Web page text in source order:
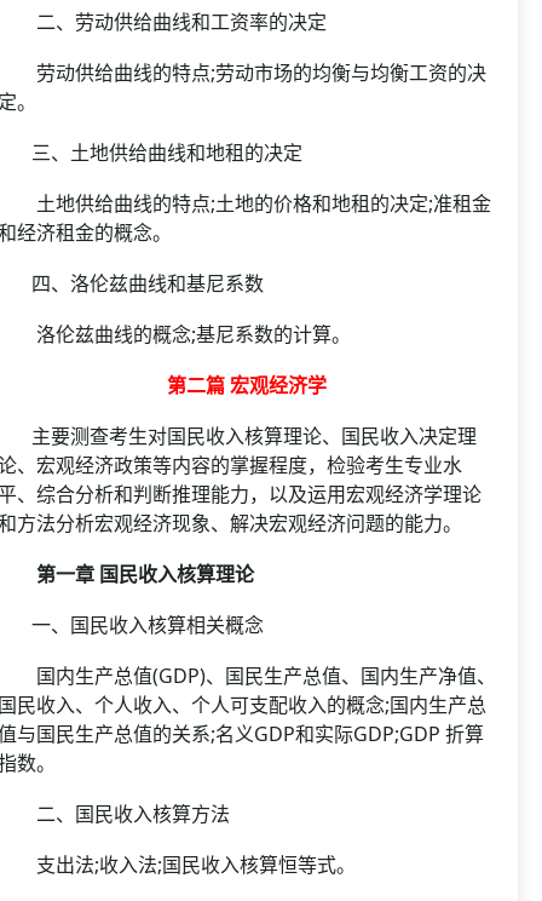
、劳动供给曲线和工资率的决定
动供给曲线的特点;劳动市场的均衡与均衡工资的决
。
、土地供给曲线和地租的决定
地供给曲线的特点;土地的价格和地租的决定;准租金
经济租金的概念。
、洛伦兹曲线和基尼系数
伦兹曲线的概念;基尼系数的计算。
第二篇 宏观经济学
要测查考生对国民收入核算理论、国民收入决定理
、宏观经济政策等内容的掌握程度，检验考生专业水
、综合分析和判断推理能力，以及运用宏观经济学理论
方法分析宏观经济现象、解决宏观经济问题的能力。
第一章 国民收入核算理论
、国民收入核算相关概念
内生产总值(GDP)、国民生产总值、国内生产净值、
民收入、个人收入、个人可支配收入的概念;国内生产总
与国民生产总值的关系;名义GDP和实际GDP;GDP 折算
数。
、国民收入核算方法
出法;收入法;国民收入核算恒等式。